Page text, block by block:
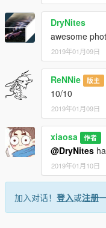
DryNites
awesome
2019年01月09日
ReNNie 版主
10/10
2019年01月09日
xiaosa 作者
@DryNites
2019年01月10日
加入对话！ 登入或注册